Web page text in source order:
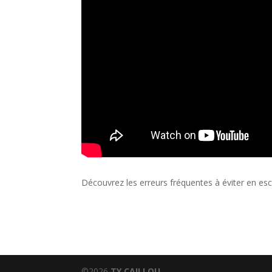
Découvrez les erreurs fréquentes à éviter en